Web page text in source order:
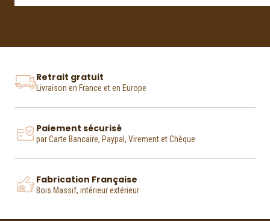
Retrait gratuit
Livraison en France et en Europe
Paiement sécurisé
par Carte Bancaire, Paypal, Virement et Chèque
Fabrication Française
Bois Massif, intérieur extérieur